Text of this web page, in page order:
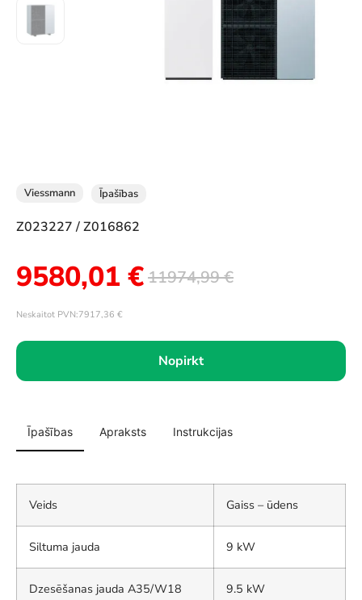
Viessmann Īpašības
Z023227 / Z016862
11974,99€
9580,01 €
Neskaitot PVN:7917,36 €
Nopirkt
Īpašības Apraksts Instrukcijas
Veids Gaiss – ūdens
Siltuma jauda 9 kW
Dzesēšanas jauda A35/W18 9.5 kW